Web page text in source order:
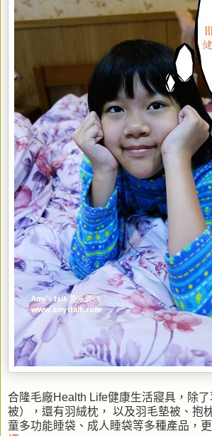
合隆毛廠Health Life健康生活寢具，除
被），還有羽絨枕， 以及羽毛墊被、抱
童多功能睡袋、成人睡袋等多種產品，